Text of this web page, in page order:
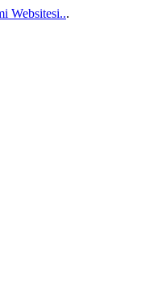
Websitesi...